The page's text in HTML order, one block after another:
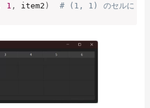
1 , item2 ) # (1, 1) のセルに「28